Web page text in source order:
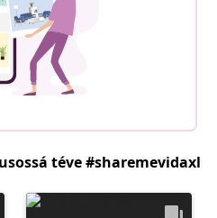
téve #sharemevidaxl